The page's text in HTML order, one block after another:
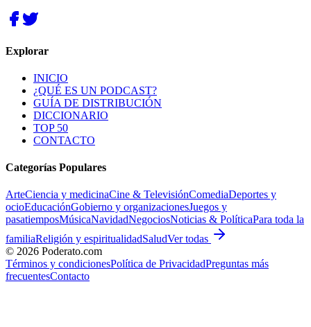
Explorar
INICIO
¿QUÉ ES UN PODCAST?
GUÍA DE DISTRIBUCIÓN
DICCIONARIO
TOP 50
CONTACTO
Categorías Populares
ArteCiencia y medicinaCine & TelevisiónComediaDeportes y
ocioEducaciónGobierno y organizacionesJuegos y
pasatiemposMúsicaNavidadNegociosNoticias & PolíticaPara toda la
familiaReligión y espiritualidadSaludVer todas
© 2026 Poderato.com
Términos y condicionesPolítica de PrivacidadPreguntas más
frecuentesContacto